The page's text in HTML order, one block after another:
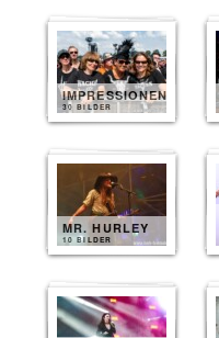
IMPRESSIONEN
30 BILDER
MR. HURLEY
10 BILDER